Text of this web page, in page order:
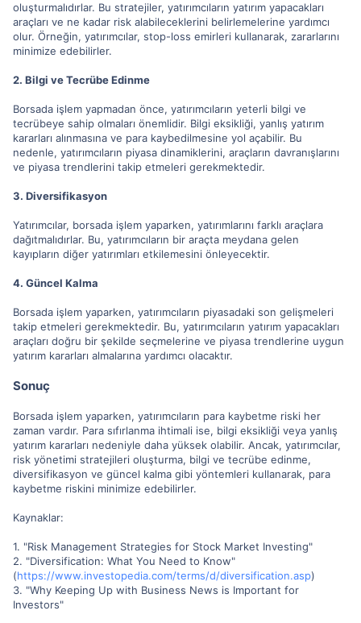
oluşturmalıdırlar. Bu stratejiler, yatırımcıların yatırım yapacakları
araçları ve ne kadar risk alabileceklerini belirlemelerine yardımcı
olur. Örneğin, yatırımcılar, stop-loss emirleri kullanarak, zararlarını
minimize edebilirler.
2. Bilgi ve Tecrübe Edinme
Borsada işlem yapmadan önce, yatırımcıların yeterli bilgi ve
tecrübeye sahip olmaları önemlidir. Bilgi eksikliği, yanlış yatırım
kararları alınmasına ve para kaybedilmesine yol açabilir. Bu
nedenle, yatırımcıların piyasa dinamiklerini, araçların davranışlarını
ve piyasa trendlerini takip etmeleri gerekmektedir.
3. Diversifikasyon
Yatırımcılar, borsada işlem yaparken, yatırımlarını farklı araçlara
dağıtmalıdırlar. Bu, yatırımcıların bir araçta meydana gelen
kayıpların diğer yatırımları etkilemesini önleyecektir.
4. Güncel Kalma
Borsada işlem yaparken, yatırımcıların piyasadaki son gelişmeleri
takip etmeleri gerekmektedir. Bu, yatırımcıların yatırım yapacakları
araçları doğru bir şekilde seçmelerine ve piyasa trendlerine uygun
yatırım kararları almalarına yardımcı olacaktır.
Sonuç
Borsada işlem yaparken, yatırımcıların para kaybetme riski her
zaman vardır. Para sıfırlanma ihtimali ise, bilgi eksikliği veya yanlış
yatırım kararları nedeniyle daha yüksek olabilir. Ancak, yatırımcılar,
risk yönetimi stratejileri oluşturma, bilgi ve tecrübe edinme,
diversifikasyon ve güncel kalma gibi yöntemleri kullanarak, para
kaybetme riskini minimize edebilirler.
Kaynaklar:
1. "Risk Management Strategies for Stock Market Investing"
2. "Diversification: What You Need to Know"
(https://www.investopedia.com/terms/d/diversification.asp)
3. "Why Keeping Up with Business News is Important for
Investors"